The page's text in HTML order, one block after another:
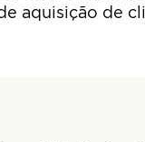
aquisição de